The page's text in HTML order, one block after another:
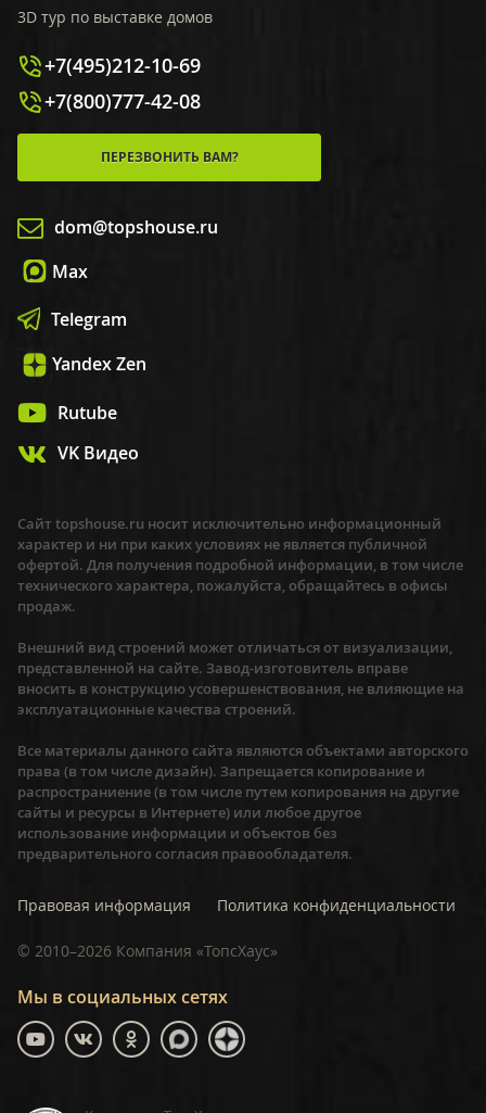
3D тур по выставке домов
+7(495)212-10-69
+7(800)777-42-08
ПЕРЕЗВОНИТЬ ВАМ?
dom@topshouse.ru
Max
Telegram
Yandex Zen
Rutube
VK Видео
Мы в социальных сетях
Сайт topshouse.ru носит исключительно информационный
характер и ни при каких условиях не является публичной
офертой. Для получения подробной информации, в том числе
технического характера, пожалуйста, обращайтесь в офисы
продаж.
Внешний вид строений может отличаться от визуализации,
представленной на сайте. Завод-изготовитель вправе
вносить в конструкцию усовершенствования, не влияющие на
эксплуатационные качества строений.
Все материалы данного сайта являются объектами авторского
права (в том числе дизайн). Запрещается копирование и
распространиение (в том числе путем копирования на другие
сайты и ресурсы в Интернете) или любое другое
использование информации и объектов без
предварительного согласия правообладателя.
Правовая информация Политика конфиденциальности
© 2010–2026 Компания «ТопсХаус»